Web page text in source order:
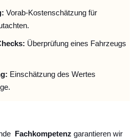
Vorab-Kostenschätzung für
Überprüfung eines Fahrzeugs
Einschätzung des Wertes
Fachkompetenz garantieren wir